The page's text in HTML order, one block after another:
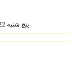
پنج شنبه 22 آذر 1391